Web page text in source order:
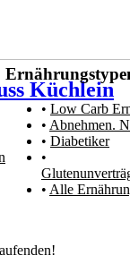
Küchlein
Low Carb
Abnehmen.
Diabetiker
Alle